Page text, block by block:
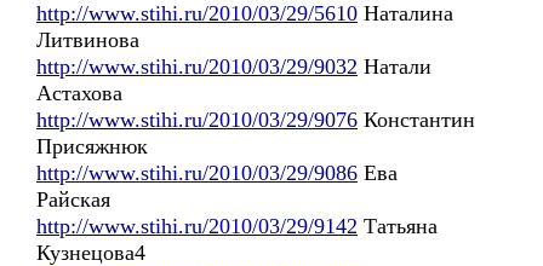
http://www.stihi.ru/2010/03/29/5610 Наталина
Литвинова
http://www.stihi.ru/2010/03/29/9032 Натали
Астахова
http://www.stihi.ru/2010/03/29/9076 Константин
Присяжнюк
http://www.stihi.ru/2010/03/29/9086 Ева
Райская
http://www.stihi.ru/2010/03/29/9142 Татьяна
Кузнецова4